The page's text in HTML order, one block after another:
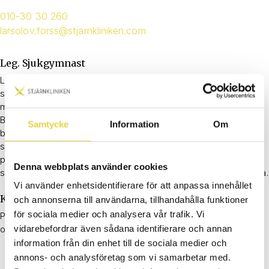
Samtycke Information Om
Denna webbplats använder cookies
Vi använder enhetsidentifierare för att anpassa innehållet
och annonserna till användarna, tillhandahålla funktioner
för sociala medier och analysera vår trafik. Vi
vidarebefordrar även sådana identifierare och annan
information från din enhet till de sociala medier och
annons- och analysföretag som vi samarbetar med.
010-30 30 260
larsolov.forss@stjarnkliniken.com
Leg. Sjukgymnast
Lars-Olov har arbetat som sjukgymnast i 25 år varav de 20
senaste som privatpraktiserande. Inriktningen har alltid varit
manuell terapi med helhetssyn och nervsystemet i fokus.
Bemötande och lyssnande är viktigt, förklaringarna ska vara
begripliga, behandlingen skonsam men effektiv, strukturen och
syftet med träningen tydlig. Han gillar extra mycket när
patienterna säger: det där var ju logiskt! Nackbesvär, komplexa
smärtproblem och svårbehandlade åkommor är extra intressanta.
Kuriosa
På fritiden ägnar han sig gärna åt styrketräning, längdskidåkning
och långsam löpning i skogen, helst följt av god mat och dryck.